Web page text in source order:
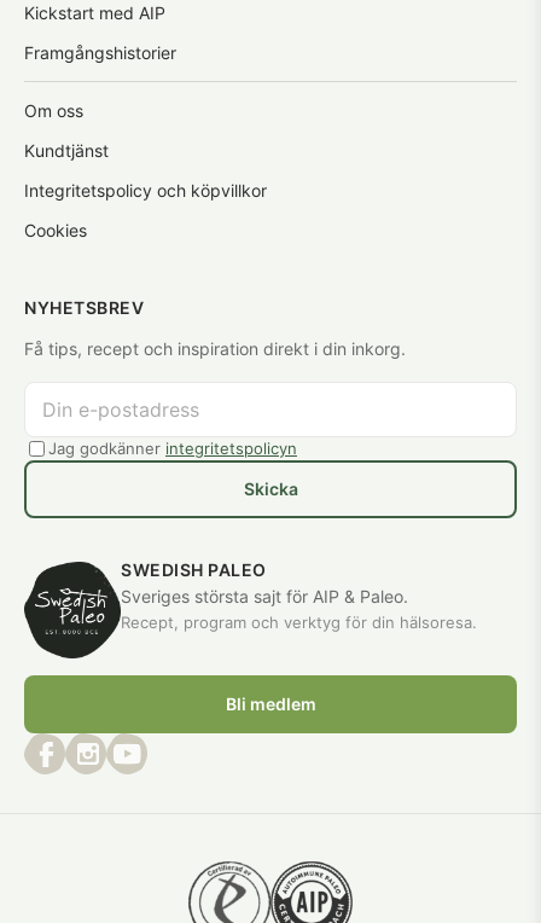
SWEDISH PALEO
Sveriges största sajt för AIP & Paleo.
Recept, program och verktyg för din hälsoresa.
Bli medlem
Kickstart med AIP
Framgångshistorier
Om oss
Kundtjänst
Integritetspolicy och köpvillkor
Cookies
NYHETSBREV
Få tips, recept och inspiration direkt i din inkorg.
Jag godkänner integritetspolicyn
Skicka